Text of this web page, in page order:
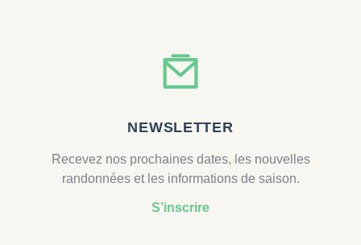
NEWSLETTER
Recevez nos prochaines dates, les nouvelles
randonnées et les informations de saison.
S’inscrire